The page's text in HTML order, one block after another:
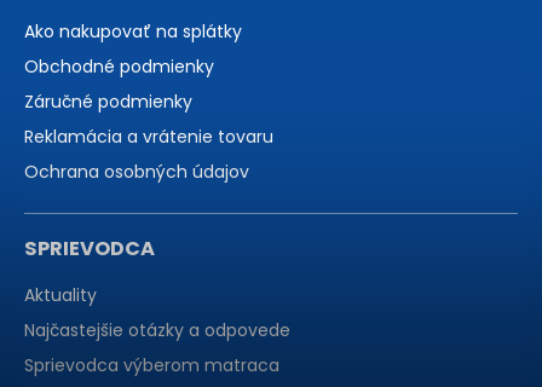
Ako nakupovať na splátky
Obchodné podmienky
Záručné podmienky
Reklamácia a vrátenie tovaru
Ochrana osobných údajov
SPRIEVODCA
Aktuality
Najčastejšie otázky a odpovede
Sprievodca výberom matraca